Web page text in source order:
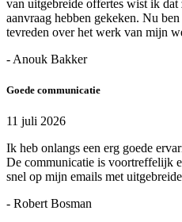
van uitgebreide offertes wist ik dat
aanvraag hebben gekeken. Nu
tevreden over het werk van mijn
- Anouk Bakker
Goede communicatie
11 juli 2026
Ik heb onlangs een erg goede
De communicatie is voortreffelijk
snel op mijn emails met
- Robert Bosman